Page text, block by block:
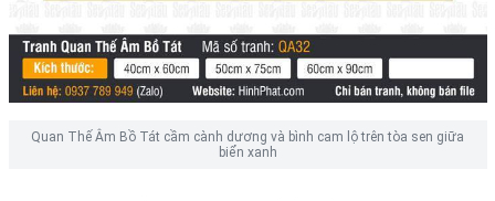
Quan Thế Âm Bồ Tát cầm cành dương và bình cam lộ trên tòa sen giữa
biển xanh